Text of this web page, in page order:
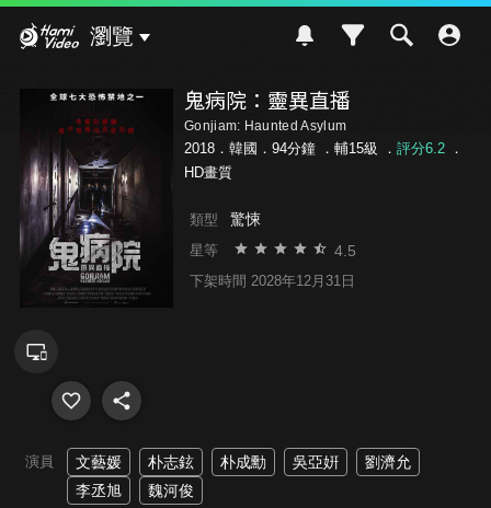
瀏覽
鬼病院：靈異直播
Gonjiam: Haunted Asylum
2018．韓國．94分鐘 ． 輔15級 ． 評分6.2．
HD畫質
類型 驚悚
星等 4.5
下架時間 2028年12月31日
演員 文藝媛 朴志鉉 朴成勳 吳亞姸
劉濟允
李丞旭
魏河俊